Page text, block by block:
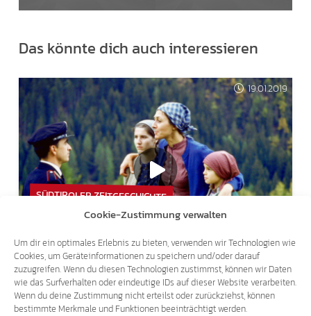
Cookie-Zustimmung verwalten
Um dir ein optimales Erlebnis zu bieten, verwenden wir Technologien wie
Cookies, um Geräteinformationen zu speichern und/oder darauf
zuzugreifen. Wenn du diesen Technologien zustimmst, können wir Daten
wie das Surfverhalten oder eindeutige IDs auf dieser Website verarbeiten.
Wenn du deine Zustimmung nicht erteilst oder zurückziehst, können
bestimmte Merkmale und Funktionen beeinträchtigt werden.
Das könnte dich auch interessieren
19.01.2019
SÜDTIROLER ZEITGESCHICHTE
FILM ‚VERKAUFTE HEIMAT‘ – ALLE 4 TEILE
ONLINE
26.07.2018